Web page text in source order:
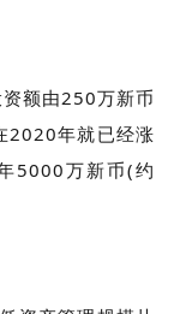
额由250万新币
2020年就已经涨
5000万新币(约